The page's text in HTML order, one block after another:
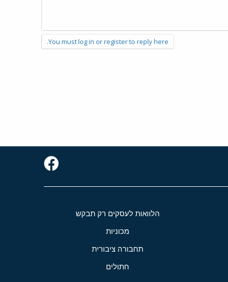
You must log in or register to reply here.
הלוואות לעסקים רק תבקש
מכוניות
תחבורה ציבורית
חתולים